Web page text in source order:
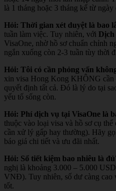
là 1 tháng hoặc 3 tháng kể từ ngày
Hỏi: Thời gian xét duyệt là bao
tuần làm việc. Tuy nhiên, với Dịch
VisaOne, nhờ hồ sơ chuẩn chỉnh
ngắn xuống còn 2-3 tuần tùy thời
Hỏi: Tôi có cần phỏng vấn
xin visa Hong Kong KHÔNG cần
quyết định tất cả. Đó là lý do tại
yếu tố sống còn.
Hỏi: Phí dịch vụ tại VisaOne là
thuộc vào loại visa và hồ sơ cụ
cần xử lý gấp hay thường). Hãy
báo giá chi tiết và ưu đãi nhất.
Hỏi: Sổ tiết kiệm bao nhiêu là
nghị là khoảng 3.000 – 5.000
VNĐ). Tuy nhiên, số dư càng cao
tốt.